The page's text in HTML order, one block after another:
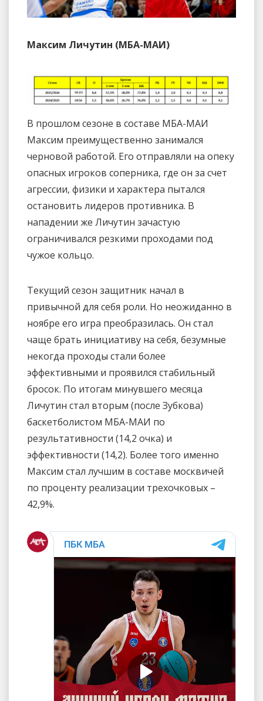
Максим Личутин (МБА-МАИ)
В прошлом сезоне в составе МБА-МАИ
Максим преимущественно занимался
черновой работой. Его отправляли на опеку
опасных игроков соперника, где он за счет
агрессии, физики и характера пытался
остановить лидеров противника. В
нападении же Личутин зачастую
ограничивался резкими проходами под
чужое кольцо.
Текущий сезон защитник начал в
привычной для себя роли. Но неожиданно в
ноябре его игра преобразилась. Он стал
чаще брать инициативу на себя, безумные
некогда проходы стали более
эффективными и проявился стабильный
бросок. По итогам минувшего месяца
Личутин стал вторым (после Зубкова)
баскетболистом МБА-МАИ по
результативности (14,2 очка) и
эффективности (14,2). Более того именно
Максим стал лучшим в составе москвичей
по проценту реализации трехочковых –
42,9%.